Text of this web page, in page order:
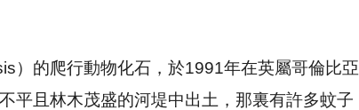
）的爬行動物化石，於1991年在英屬哥倫比亞
平且林木茂盛的河堤中出土，那裏有許多蚊子